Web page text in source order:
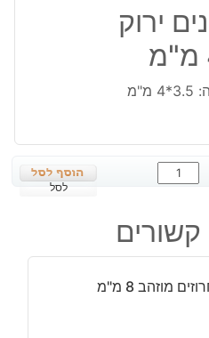
ירוק
כמות
של
פנינים
ירוק
3.5*4
לסל
קשורים